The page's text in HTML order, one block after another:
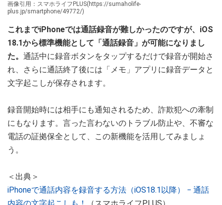
画像引用：スマホライフPLUS(https://sumaholife-
plus.jp/smartphone/49772/)
これまでiPhoneでは通話録音が難しかったのですが、iOS
18.1から標準機能として「通話録音」が可能になりまし
た。 通話中に録音ボタンをタップするだけで録音が開始さ
れ、さらに通話終了後には「メモ」アプリに録音データと
文字起こしが保存されます。
録音開始時には相手にも通知されるため、詐欺犯への牽制
にもなります。言った言わないのトラブル防止や、不審な
電話の証拠保全として、この新機能を活用してみましょ
う。
＜出典＞
iPhoneで通話内容を録音する方法（iOS18.1以降） − 通話